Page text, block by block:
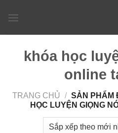
khóa học
online
TRANG CHỦ / SẢN PHẨM
HỌC LUYỆN GIỌNG